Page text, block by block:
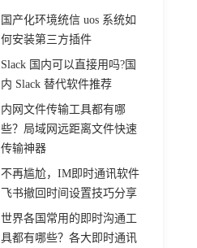
国产化环境统信 uos 系统如
何安装第三方插件
Slack 国内可以直接用吗?国
内 Slack 替代软件推荐
内网文件传输工具都有哪
些？局域网远距离文件快速
传输神器
不再尴尬，IM即时通讯软件
飞书撤回时间设置技巧分享
世界各国常用的即时沟通工
具都有哪些？各大即时通讯